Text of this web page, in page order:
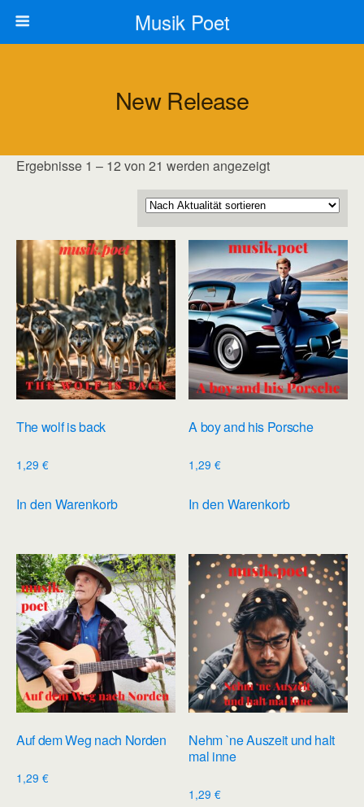
Musik Poet
New Release
Ergebnisse 1 – 12 von 21 werden angezeigtNach
Aktualität
The wolf is back
1,29 €
In den Warenkorb
A boy and his Porsche
1,29€
In den Warenkorb
Auf dem Weg nach Norden
1,29 €
Nehm `ne Auszeit und halt
mal inne
1,29€